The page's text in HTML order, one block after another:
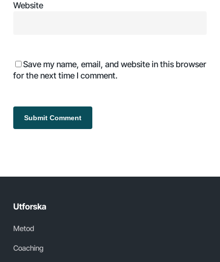
Website
Save my name, email, and website in this browser
for the next time I comment.
Utforska
Metod
Coaching